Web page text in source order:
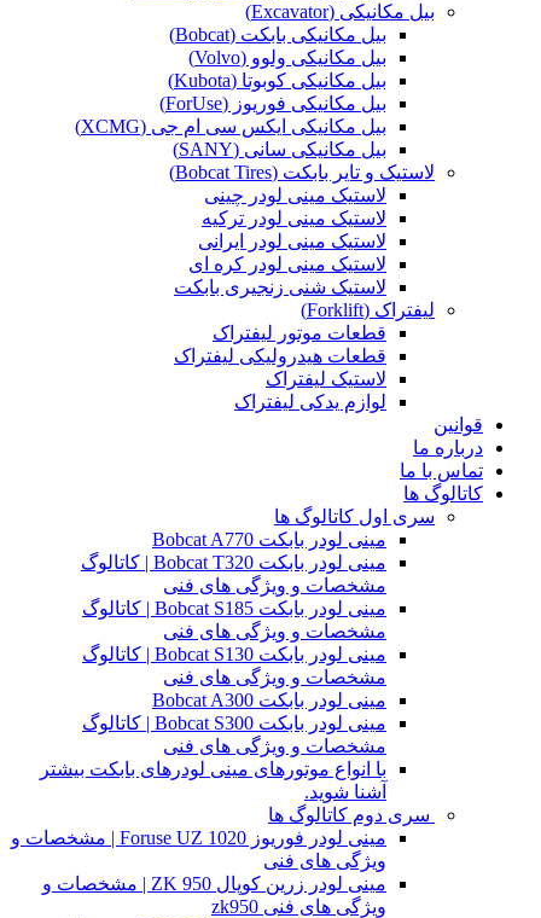
بیل مکانیکی (Excavator)
بیل مکانیکی بابکت (Bobcat)
بیل مکانیکی ولوو (Volvo)
بیل مکانیکی کوبوتا (Kubota)
بیل مکانیکی فوریوز (ForUse)
بیل مکانیکی ایکس سی ام جی (XCMG)
بیل مکانیکی سانی (SANY)
لاستیک و تایر بابکت (Bobcat Tires)
لاستیک مینی لودر چینی
لاستیک مینی لودر ترکیه
لاستیک مینی لودر ایرانی
لاستیک مینی لودر کره ای
لاستیک شنی زنجیری بابکت
لیفتراک (Forklift)
قطعات موتور لیفتراک
قطعات هیدرولیکی لیفتراک
لاستیک لیفتراک
لوازم یدکی لیفتراک
قوانین
درباره ما
تماس با ما
کاتالوگ ها
سری اول کاتالوگ ها
مینی لودر بابکت Bobcat A770
مینی لودر بابکت Bobcat T320 | کاتالوگ
مشخصات و ویژگی های فنی
مینی لودر بابکت Bobcat S185 | کاتالوگ
مشخصات و ویژگی های فنی
مینی لودر بابکت Bobcat S130 | کاتالوگ
مشخصات و ویژگی های فنی
مینی لودر بابکت Bobcat A300
مینی لودر بابکت Bobcat S300 | کاتالوگ
مشخصات و ویژگی های فنی
با انواع موتورهای مینی لودرهای بابکت بیشتر
آشنا شوید.
سری دوم کاتالوگ ها
مینی لودر فوریوز Foruse UZ 1020 | مشخصات و
ویژگی های فنی
مینی لودر زرین کوپال ZK 950 | مشخصات و
ویژگی های فنی zk950